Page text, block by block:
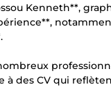
Kenneth**,
à des CV qui